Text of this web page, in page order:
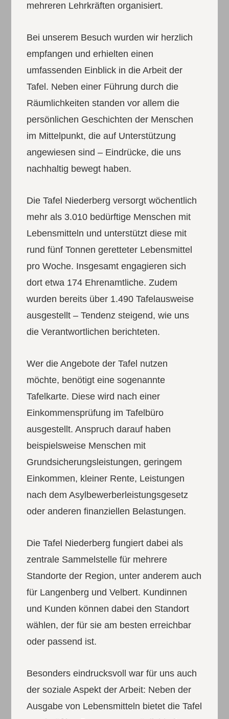
mehreren Lehrkräften organisiert.
Bei unserem Besuch wurden wir herzlich
empfangen und erhielten einen
umfassenden Einblick in die Arbeit der
Tafel. Neben einer Führung durch die
Räumlichkeiten standen vor allem die
persönlichen Geschichten der Menschen
im Mittelpunkt, die auf Unterstützung
angewiesen sind – Eindrücke, die uns
nachhaltig bewegt haben.
Die Tafel Niederberg versorgt wöchentlich
mehr als 3.010 bedürftige Menschen mit
Lebensmitteln und unterstützt diese mit
rund fünf Tonnen geretteter Lebensmittel
pro Woche. Insgesamt engagieren sich
dort etwa 174 Ehrenamtliche. Zudem
wurden bereits über 1.490 Tafelausweise
ausgestellt – Tendenz steigend, wie uns
die Verantwortlichen berichteten.
Wer die Angebote der Tafel nutzen
möchte, benötigt eine sogenannte
Tafelkarte. Diese wird nach einer
Einkommensprüfung im Tafelbüro
ausgestellt. Anspruch darauf haben
beispielsweise Menschen mit
Grundsicherungsleistungen, geringem
Einkommen, kleiner Rente, Leistungen
nach dem Asylbewerberleistungsgesetz
oder anderen finanziellen Belastungen.
Die Tafel Niederberg fungiert dabei als
zentrale Sammelstelle für mehrere
Standorte der Region, unter anderem auch
für Langenberg und Velbert. Kundinnen
und Kunden können dabei den Standort
wählen, der für sie am besten erreichbar
oder passend ist.
Besonders eindrucksvoll war für uns auch
der soziale Aspekt der Arbeit: Neben der
Ausgabe von Lebensmitteln bietet die Tafel